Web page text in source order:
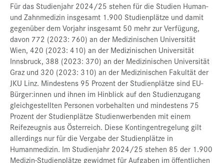
Für das Studienjahr 2024/25 stehen für die Studien Human-
und Zahnmedizin insgesamt 1.900 Studienplätze und damit
gegenüber dem Vorjahr insgesamt 50 mehr zur Verfügung,
davon 772 (2023: 760) an der Medizinischen Universität
Wien, 420 (2023: 410) an der Medizinischen Universität
Innsbruck, 388 (2023: 370) an der Medizinischen Universität
Graz und 320 (2023: 310) an der Medizinischen Fakultät der
JKU Linz. Mindestens 95 Prozent der Studienplätze sind EU-
Bürger:innen und ihnen im Hinblick auf den Studienzugang
gleichgestellten Personen vorbehalten und mindestens 75
Prozent der Studienplätze Studienwerbenden mit einem
Reifezeugnis aus Österreich. Diese Kontingentregelung gilt
allerdings nur für die Vergabe der Studienplätze in
Humanmedizin. Im Studienjahr 2024/25 stehen 85 der 1.900
Medizin-Studienplätze gewidmet für Aufgaben im öffentlichen